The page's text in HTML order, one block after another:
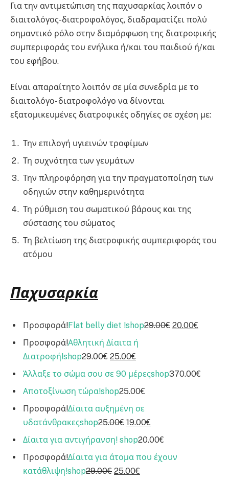
Για την αντιμετώπιση της παχυσαρκίας λοιπόν ο
διαιτολόγος-διατροφολόγος, διαδραματίζει πολύ
σημαντικό ρόλο στην διαμόρφωση της διατροφικής
συμπεριφοράς του ενήλικα ή/και του παιδιού ή/και
του εφήβου.
Είναι απαραίτητο λοιπόν σε μία συνεδρία με το
διαιτολόγο- διατροφολόγο να δίνονται
εξατομικευμένες διατροφικές οδηγίες σε σχέση με:
Την επιλογή υγιεινών τροφίμων
Τη συχνότητα των γευμάτων
Την πληροφόρηση για την πραγματοποίηση των
οδηγιών στην καθημερινότητα
Τη ρύθμιση του σωματικού βάρους και της
σύστασης του σώματος
Τη βελτίωση της διατροφικής συμπεριφοράς του
ατόμου
Παχυσαρκία
Προσφορά!Flat belly diet !shop29.00€ 20.00€
Προσφορά!Αθλητική Δίαιτα ή
Διατροφή!shop29.00€ 25.00€
Άλλαξε το σώμα σου σε 90 μέρεςshop370.00€
Αποτοξίνωση τώρα!shop25.00€
Προσφορά!Δίαιτα αυξημένη σε
υδατάνθρακεςshop25.00€ 19.00€
Δίαιτα για αντιγήρανση! shop20.00€
Προσφορά!Δίαιτα για άτομα που έχουν
κατάθλιψη!shop29.00€ 25.00€